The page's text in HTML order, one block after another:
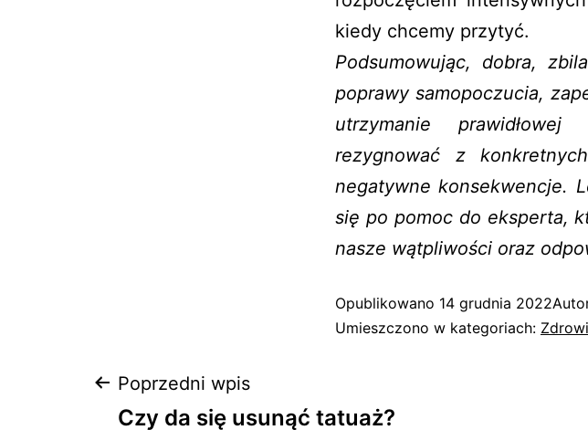
kiedy chcemy przytyć.
Podsumowując, dobra,
poprawy samopoczucia,
utrzymanie
rezygnować z
negatywne konsekwencje.
się po pomoc do eksperta,
nasze wątpliwości oraz
Opublikowano 14 grudnia 2022
Umieszczono w kategoriach:
Poprzedni wpis
Czy da się usunąć tatuaż?